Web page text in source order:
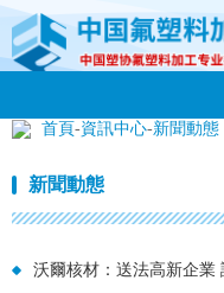
首頁-資訊中心-新聞動態
新聞動態
沃爾核材：送法高新企業